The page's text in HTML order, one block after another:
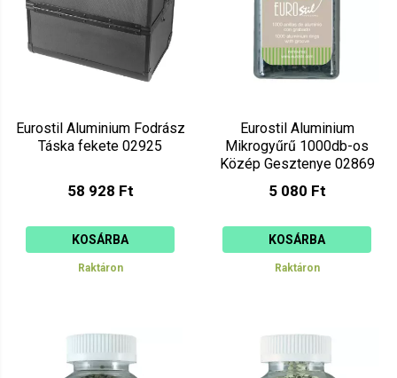
Eurostil Aluminium Fodrász
Táska fekete 02925
58 928 Ft
KOSÁRBA
Raktáron
Eurostil Aluminium
Mikrogyűrű 1000db-os
Közép Gesztenye 02869
5 080 Ft
KOSÁRBA
Raktáron